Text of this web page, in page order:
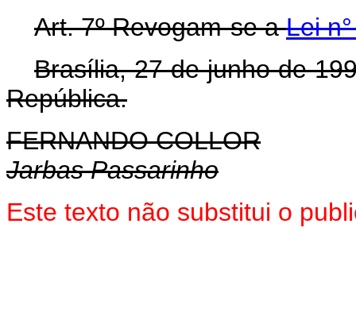
Art. 7º Revogam-se aLei
Brasília, 27 de junho de
República.
FERNANDO COLLOR
Jarbas Passarinho
Este texto não substitui o